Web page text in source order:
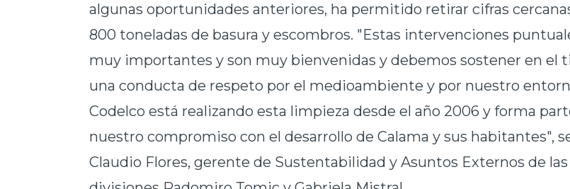
algunas oportunidades anteriores, ha permitido retirar cifras
800 toneladas de basura y escombros. "Estas intervenciones
muy importantes y son muy bienvenidas y debemos sostener en el
una conducta de respeto por el medioambiente y por nuestro
Codelco está realizando esta limpieza desde el año 2006 y forma
nuestro compromiso con el desarrollo de Calama y sus habitantes",
Claudio Flores, gerente de Sustentabilidad y Asuntos Externos de las